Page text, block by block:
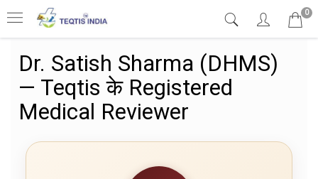
0
Dr. Satish Sharma (DHMS)
— Teqtis के Registered
Medical Reviewer